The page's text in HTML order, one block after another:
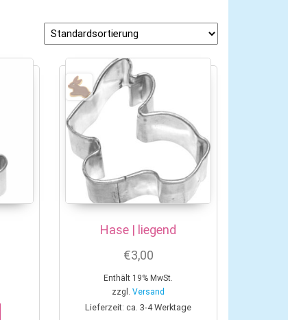
Hase | liegend
€3,00
Enthält 19% MwSt.
zzgl.Versand
Lieferzeit: ca. 3-4 Werktage